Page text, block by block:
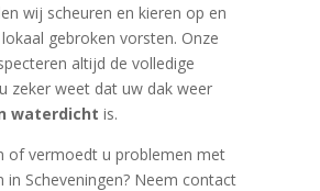
wij scheuren en kieren op en
gebroken vorsten. Onze
altijd de volledige
zeker weet dat uw dak weer
waterdicht is.
of vermoedt u problemen met
in Scheveningen? Neem contact